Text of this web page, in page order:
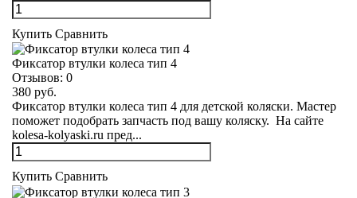
Купить Сравнить
Фиксатор втулки колеса тип 4
Отзывов: 0
380 руб.
Фиксатор втулки колеса тип 4 для детской коляски. Мастер
поможет подобрать запчасть под вашу коляску. На сайте
kolesa-kolyaski.ru пред...
Купить Сравнить